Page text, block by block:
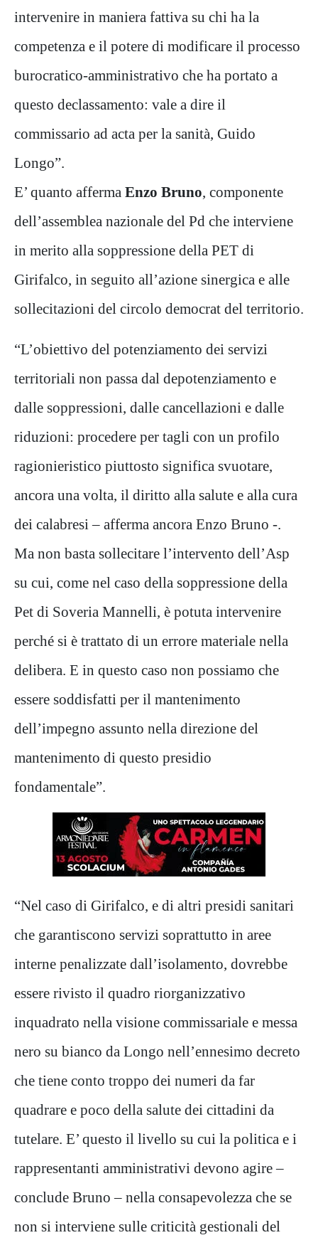
intervenire in maniera fattiva su chi ha la
competenza e il potere di modificare il processo
burocratico-amministrativo che ha portato a
questo declassamento: vale a dire il
commissario ad acta per la sanità, Guido
Longo”.
E’ quanto afferma Enzo Bruno, componente
dell’assemblea nazionale del Pd che interviene
in merito alla soppressione della PET di
Girifalco, in seguito all’azione sinergica e alle
sollecitazioni del circolo democrat del territorio.
“L’obiettivo del potenziamento dei servizi
territoriali non passa dal depotenziamento e
dalle soppressioni, dalle cancellazioni e dalle
riduzioni: procedere per tagli con un profilo
ragionieristico piuttosto significa svuotare,
ancora una volta, il diritto alla salute e alla cura
dei calabresi – afferma ancora Enzo Bruno -.
Ma non basta sollecitare l’intervento dell’Asp
su cui, come nel caso della soppressione della
Pet di Soveria Mannelli, è potuta intervenire
perché si è trattato di un errore materiale nella
delibera. E in questo caso non possiamo che
essere soddisfatti per il mantenimento
dell’impegno assunto nella direzione del
mantenimento di questo presidio
fondamentale”.
“Nel caso di Girifalco, e di altri presidi sanitari
che garantiscono servizi soprattutto in aree
interne penalizzate dall’isolamento, dovrebbe
essere rivisto il quadro riorganizzativo
inquadrato nella visione commissariale e messa
nero su bianco da Longo nell’ennesimo decreto
che tiene conto troppo dei numeri da far
quadrare e poco della salute dei cittadini da
tutelare. E’ questo il livello su cui la politica e i
rappresentanti amministrativi devono agire –
conclude Bruno – nella consapevolezza che se
non si interviene sulle criticità gestionali del